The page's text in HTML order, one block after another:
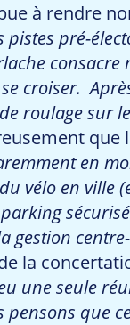
à rendre
pré-
croiser.
roulage sur
que
en
vélo en ville
gestion
la
une seule
que